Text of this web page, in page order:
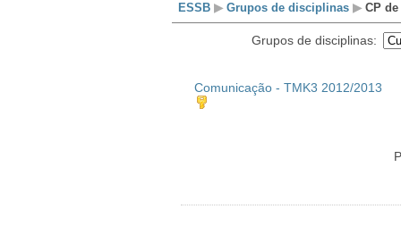
ESSB ▶ Grupos de disciplinas ▶CP de
Grupos de disciplinas:
Comunicação - TMK3 2012/2013